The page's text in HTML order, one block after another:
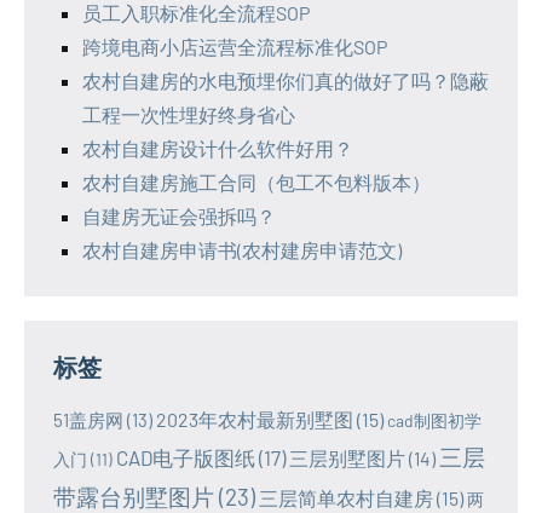
员工入职标准化全流程SOP
跨境电商小店运营全流程标准化SOP
农村自建房的水电预埋你们真的做好了吗？隐蔽
工程一次性埋好终身省心
农村自建房设计什么软件好用？
农村自建房施工合同（包工不包料版本）
自建房无证会强拆吗？
农村自建房申请书(农村建房申请范文)
标签
51盖房网 (13) 2023年农村最新别墅图 (15) cad制图初学
入门 (11) CAD电子版图纸(17) 三层别墅图片(14) 三层
带露台别墅图片 (23) 三层简单农村自建房(15)两